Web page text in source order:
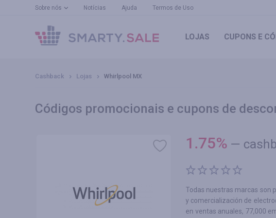
Sobre nós Notícias Ajuda Termos de Uso
LOJAS CUPONS E
Cashback Lojas Whirlpool MX
Códigos promocionais e cupons de
1.75% —
Todas nuestras marcas son
y comercialización de
en ventas anuales, 77,000